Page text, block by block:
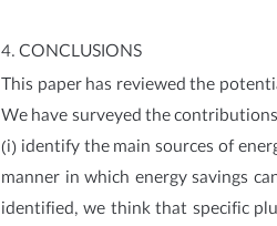
4. CONCLUSIONS
This paper has reviewed the
We have surveyed the
(i) identify the main sources of
manner in which energy savings
identified, we think that specific